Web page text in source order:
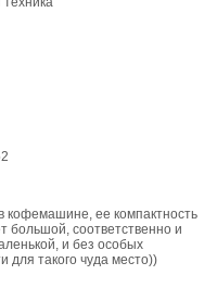
кофемашине, ее компактность
большой, соответственно и
и без особых
для такого чуда место))